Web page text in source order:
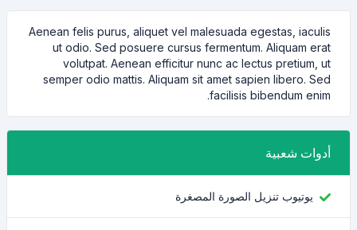
Aenean felis purus, aliquet vel malesuada egestas, iaculis
ut odio. Sed posuere cursus fermentum. Aliquam erat
volutpat. Aenean efficitur nunc ac lectus pretium, ut
semper odio mattis. Aliquam sit amet sapien libero. Sed
facilisis bibendum enim.
أدوات شعبية
يوتيوب تنزيل الصورة المصغرة